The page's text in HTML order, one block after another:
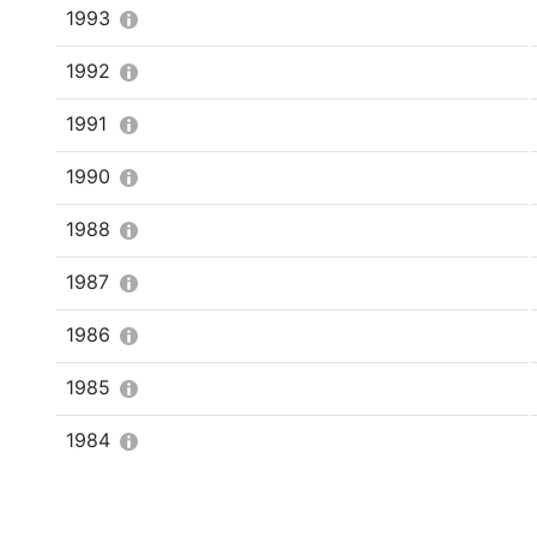
1993
1992
1991
1990
1988
1987
1986
1985
1984